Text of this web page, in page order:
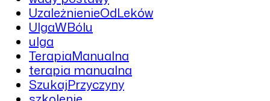
UzależnienieOdLeków
UlgaWBólu
ulga
TerapiaManualna
terapia manualna
SzukajPrzyczyny